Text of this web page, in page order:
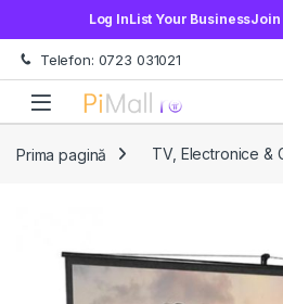
Log InList Your BusinessJoin
Treci la navigare
Sări la conținut
Telefon: 0723 031021
Open
Prima pagină TV, Electronice &